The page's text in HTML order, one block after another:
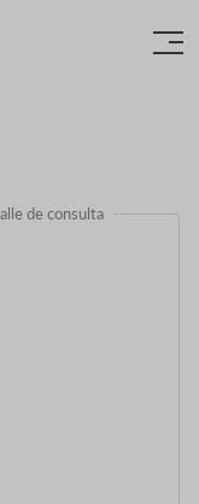
de consulta